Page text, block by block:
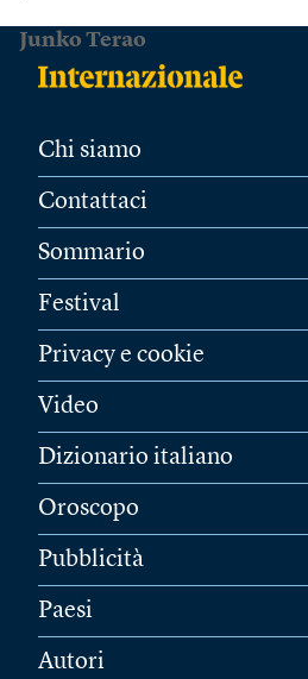
Junko Terao
Chi siamo
Contattaci
Sommario
Festival
Privacy e cookie
Video
Dizionario italiano
Oroscopo
Pubblicità
Paesi
Autori